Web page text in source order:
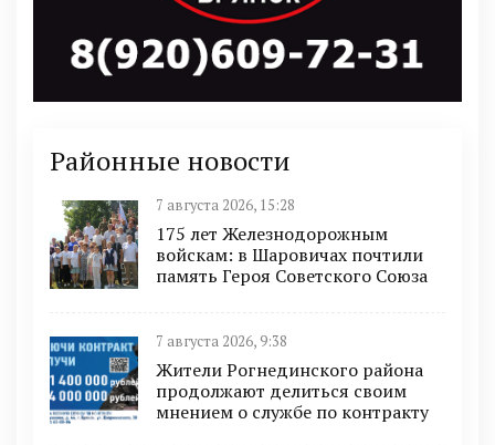
Районные новости
7 августа 2026, 15:28
175 лет Железнодорожным
войскам: в Шаровичах почтили
память Героя Советского Союза
7 августа 2026, 9:38
Жители Рогнединского района
продолжают делиться своим
мнением о службе по контракту